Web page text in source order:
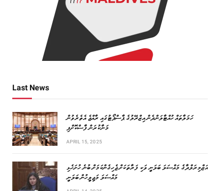
Last News
ހަމަލާތައް ހުއްޓާލަންދެން އިޒްރޭލުގެ ޕާސްޕޯޓުގައި ރާއްޖެ އެތެރެވުން
މަނާކުރަން ފާސްކޮށްފި
APRIL 15, 2025
އަޒްމިރަލްދާގެ މައްސަލަ ބަލަނީ ވަކި ފަރާތަކަށް ޖެހިގެންކަމަށް ބުނެ ހުށަހެޅި
މައްސަލަ މަޖިލީހުން ބަލަނީ